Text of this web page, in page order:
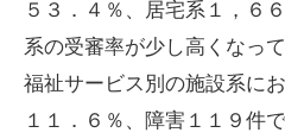
５３．４％、居宅系１，６
系の受審率が少し高くなって
福祉サービス別の施設系に
１１．６％、障害１１９件